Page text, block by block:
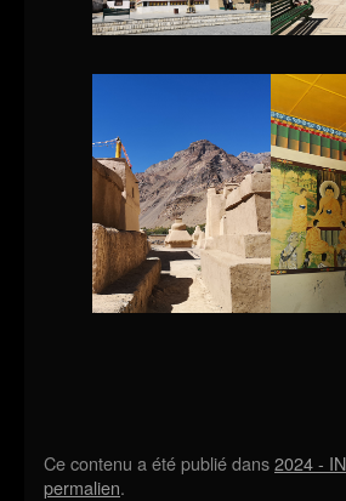
Ce contenu a été publié dans2024 -
permalien.